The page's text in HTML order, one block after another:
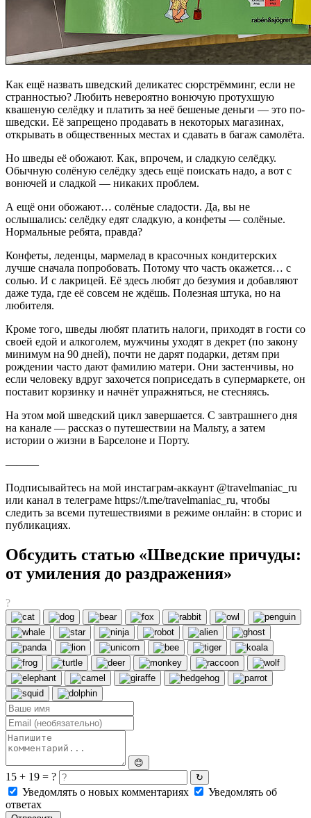
Как ещё назвать шведский деликатес сюрстрёмминг, если не
странностью? Любить невероятно вонючую протухшую
квашеную селёдку и платить за неё бешеные деньги — это по-
шведски. Её запрещено продавать в некоторых магазинах,
открывать в общественных местах и сдавать в багаж самолёта.
Но шведы её обожают. Как, впрочем, и сладкую селёдку.
Обычную солёную селёдку здесь ещё поискать надо, а вот с
вонючей и сладкой — никаких проблем.
А ещё они обожают… солёные сладости. Да, вы не
ослышались: селёдку едят сладкую, а конфеты — солёные.
Нормальные ребята, правда?
Конфеты, леденцы, мармелад в красочных кондитерских
лучше сначала попробовать. Потому что часть окажется… с
солью. И с лакрицей. Её здесь любят до безумия и добавляют
даже туда, где её совсем не ждёшь. Полезная штука, но на
любителя.
Кроме того, шведы любят платить налоги, приходят в гости со
своей едой и алкоголем, мужчины уходят в декрет (по закону
минимум на 90 дней), почти не дарят подарки, детям при
рождении часто дают фамилию матери. Они застенчивы, но
если человеку вдруг захочется поприседать в супермаркете, он
поставит корзинку и начнёт упражняться, не стесняясь.
На этом мой шведский цикл завершается. С завтрашнего дня
на канале — рассказ о путешествии на Мальту, а затем
истории о жизни в Барселоне и Порту.
———
Подписывайтесь на мой инстаграм-аккаунт @travelmaniac_ru
или канал в телеграме https://t.me/travelmaniac_ru, чтобы
следить за всеми путешествиями в режиме онлайн: в сторис и
публикациях.
Обсудить статью «Шведские причуды:
от умиления до раздражения»
?
😊
15 + 19 = ? ↻
Уведомлять о новых комментариях
Уведомлять об
ответах